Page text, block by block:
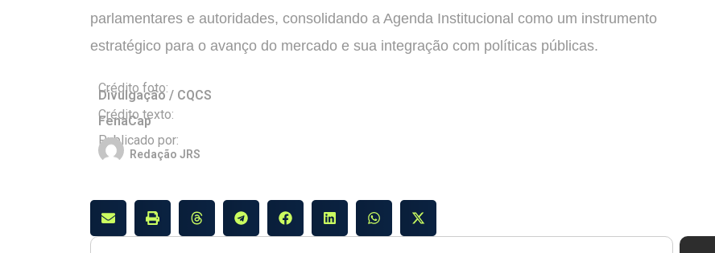
parlamentares e autoridades, consolidando a Agenda Institucional como um instrumento
estratégico para o avanço do mercado e sua integração com políticas públicas.
Crédito foto:
Divulgação / CQCS
Crédito texto:
FenaCap
Publicado por:
Redação JRS